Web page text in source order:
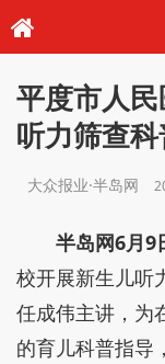
平度市人
听力筛查
大众报业·半岛网
半岛网6月9
校开展新生儿听
任成伟主讲，为
的育儿科普指导